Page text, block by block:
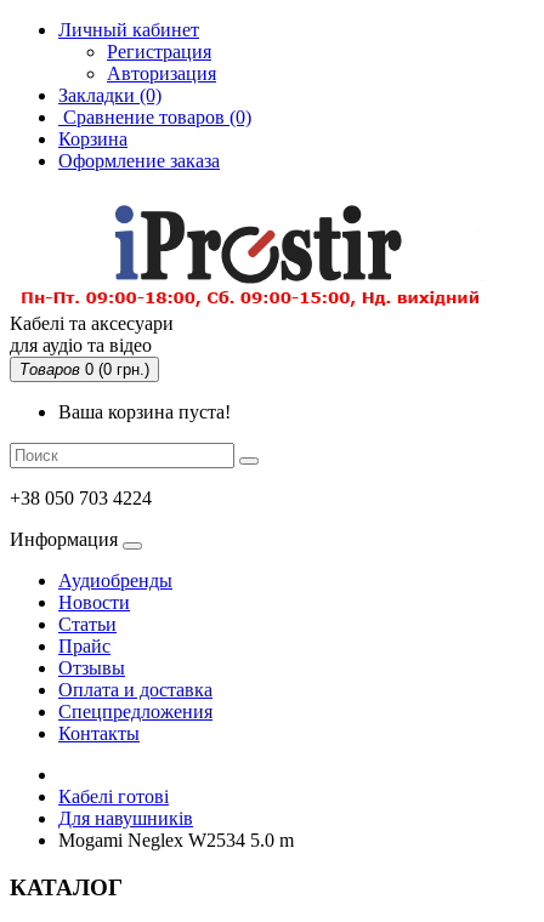
Личный кабинет
Регистрация
Авторизация
Закладки (0)
Сравнение товаров (0)
Корзина
Оформление заказа
Кабелі та аксесуари
для аудіо та відео
Товаров 0 (0 грн.)
Ваша корзина пуста!
+38 050 703 4224
Информация
Аудиобренды
Новости
Статьи
Прайс
Отзывы
Оплата и доставка
Спецпредложения
Контакты
Кабелі готові
Для навушників‎
Mogami Neglex W2534 5.0 m
КАТАЛОГ